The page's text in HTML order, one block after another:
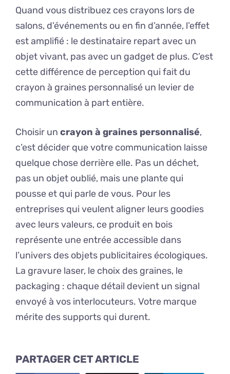
Quand vous distribuez ces crayons lors de
salons, d’événements ou en fin d’année, l’effet
est amplifié : le destinataire repart avec un
objet vivant, pas avec un gadget de plus. C’est
cette différence de perception qui fait du
crayon à graines personnalisé un levier de
communication à part entière.
Choisir un crayon à graines personnalisé,
c’est décider que votre communication laisse
quelque chose derrière elle. Pas un déchet,
pas un objet oublié, mais une plante qui
pousse et qui parle de vous. Pour les
entreprises qui veulent aligner leurs goodies
avec leurs valeurs, ce produit en bois
représente une entrée accessible dans
l’univers des objets publicitaires écologiques.
La gravure laser, le choix des graines, le
packaging : chaque détail devient un signal
envoyé à vos interlocuteurs. Votre marque
mérite des supports qui durent.
PARTAGER CET ARTICLE